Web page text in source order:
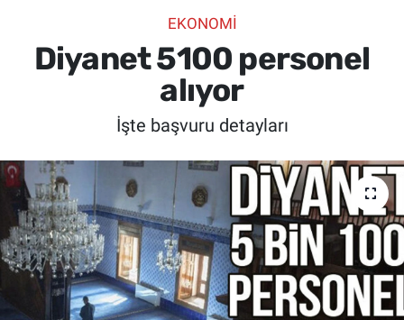
EKONOMİ
Diyanet 5100 personel
alıyor
İşte başvuru detayları
SPOR